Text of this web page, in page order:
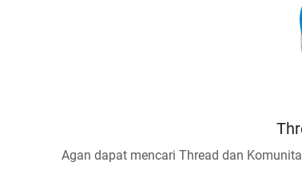
Agan dapat mencari Thread dan